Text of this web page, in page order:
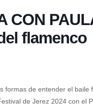
CON
flamenco
formas de entender el
de Jerez 2024 con el